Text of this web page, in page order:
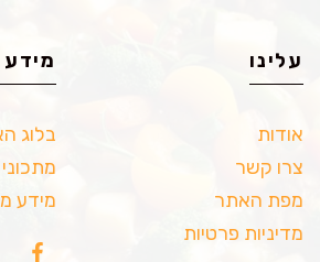
עלינו
אודות
צרו קשר
מפת האתר
מדיניות פרטיות
מידע
בלוג
מידע